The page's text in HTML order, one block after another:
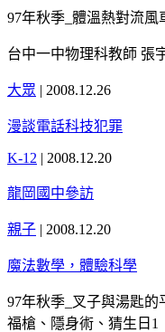
97年秋季_體溫熱對流
台中一中物理科教師 張
大眾 | 2008.12.26
漫談電話科技犯罪
K-12 | 2008.12.20
龍岡國中參訪
親子 | 2008.12.20
魔法數學，體驗科學
97年秋季_叉子與湯匙
福槍、隱身術、猜生日1